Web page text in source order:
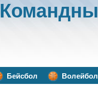
Бейсбол Волейбол